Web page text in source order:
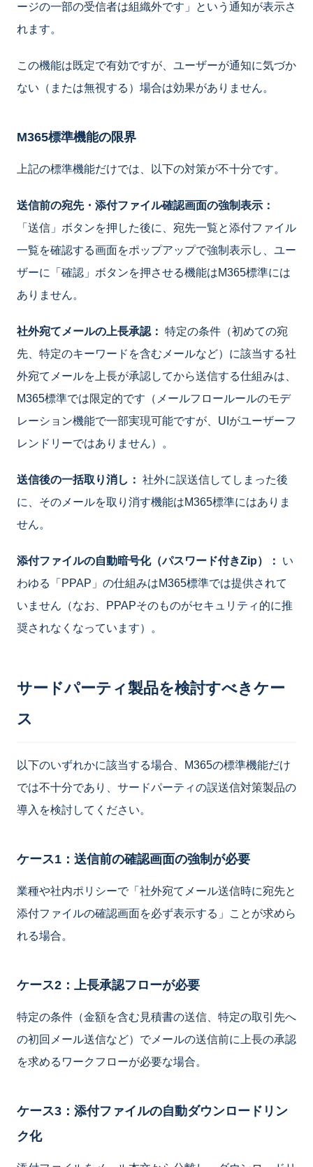
ージの一部の受信者は組織外です」という通知が表示さ
れます。
この機能は既定で有効ですが、ユーザーが通知に気づか
ない（または無視する）場合は効果がありません。
M365標準機能の限界
上記の標準機能だけでは、以下の対策が不十分です。
送信前の宛先・添付ファイル確認画面の強制表示：
「送信」ボタンを押した後に、宛先一覧と添付ファイル
一覧を確認する画面をポップアップで強制表示し、ユー
ザーに「確認」ボタンを押させる機能はM365標準には
ありません。
社外宛てメールの上長承認： 特定の条件（初めての宛
先、特定のキーワードを含むメールなど）に該当する社
外宛てメールを上長が承認してから送信する仕組みは、
M365標準では限定的です（メールフロールールのモデ
レーション機能で一部実現可能ですが、UIがユーザーフ
レンドリーではありません）。
送信後の一括取り消し： 社外に誤送信してしまった後
に、そのメールを取り消す機能はM365標準にはありま
せん。
添付ファイルの自動暗号化（パスワード付きZip）：
い
わゆる「PPAP」の仕組みはM365標準では提供されて
いません（なお、PPAPそのものがセキュリティ的に推
奨されなくなっています）。
サードパーティ製品を検討すべきケー
ス
以下のいずれかに該当する場合、M365の標準機能だけ
では不十分であり、サードパーティの誤送信対策製品の
導入を検討してください。
ケース1：送信前の確認画面の強制が必要
業種や社内ポリシーで「社外宛てメール送信時に宛先と
添付ファイルの確認画面を必ず表示する」ことが求めら
れる場合。
ケース2：上長承認フローが必要
特定の条件（金額を含む見積書の送信、特定の取引先へ
の初回メール送信など）でメールの送信前に上長の承認
を求めるワークフローが必要な場合。
ケース3：添付ファイルの自動ダウンロードリン
ク化